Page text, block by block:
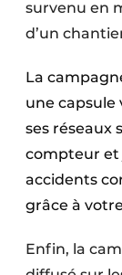
survenu en
d’un
La
une capsule
ses réseaux
compteur et
accidents
grâce à
Enfin, la